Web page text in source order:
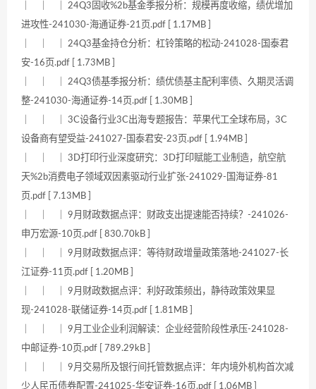
｜ ｜ ｜ 24Q3固收%2b基金季报分析：规模再度收缩，绩优增加
进攻性-241030-海通证券-21页.pdf [ 1.17MB ]
｜ ｜ ｜ 24Q3基金持仓分析：杠铃策略的松动-241028-国泰君
安-16页.pdf [ 1.73MB ]
｜ ｜ ｜ 24Q3债基季报分析：绩优债基主配利率债、久期灵活调
整-241030-海通证券-14页.pdf [ 1.30MB ]
｜ ｜ ｜ 3C设备行业3C出海专题报告：苹果代工全球布局，3C
设备商有望受益-241027-国泰君安-23页.pdf [ 1.94MB ]
｜ ｜ ｜ 3D打印行业深度研究：3D打印赋能工业制造，航空航
天%2b消费电子领域双因素驱动行业扩张-241029-国海证券-81
页.pdf [ 7.13MB ]
｜ ｜ ｜ 9月财政数据点评：财政支出提速能否持续？-241026-
申万宏源-10页.pdf [ 830.70kB ]
｜ ｜ ｜ 9月财政数据点评：等待财政增量政策落地-241027-长
江证券-11页.pdf [ 1.20MB ]
｜ ｜ ｜ 9月财政数据点评：利好政策频出，静待政策效果显
现-241028-联储证券-14页.pdf [ 1.81MB ]
｜ ｜ ｜ 9月工业企业利润解读：企业经营阶段性承压-241028-
中邮证券-10页.pdf [ 789.29kB ]
｜ ｜ ｜ 9月交易所及银行间托管数据点评：年内境外机构首次减
少人民币债券配置-241025-华安证券-16页.pdf [ 1.06MB ]